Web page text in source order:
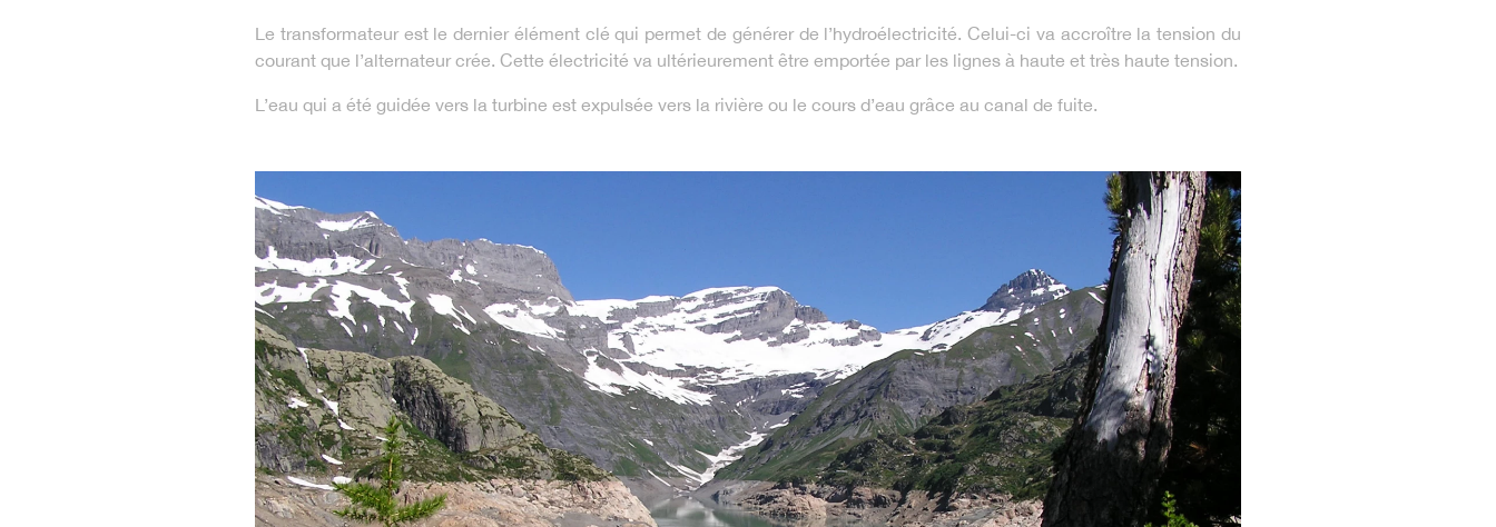
Le transformateur est le dernier élément clé qui permet de générer de l’hydroélectricité. Celui-ci va accroître la tension du
courant que l’alternateur crée. Cette électricité va ultérieurement être emportée par les lignes à haute et très haute tension.
L’eau qui a été guidée vers la turbine est expulsée vers la rivière ou le cours d’eau grâce au canal de fuite.